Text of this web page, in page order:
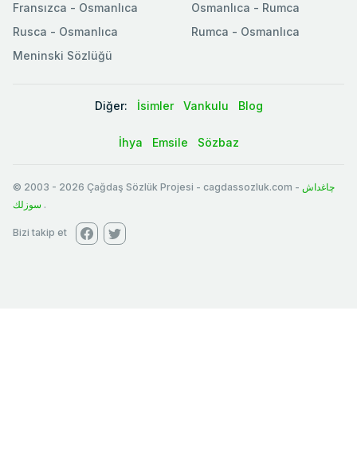
Fransızca - Osmanlıca
Rusca - Osmanlıca
Meninski Sözlüğü
Osmanlıca - Rumca
Rumca - Osmanlıca
Diğer: İsimler Vankulu Blog
İhya Emsile Sözbaz
© 2003 - 2026 Çağdaş Sözlük Projesi - cagdassozluk.com - چاغداش
سوزلك .
Bizi takip et